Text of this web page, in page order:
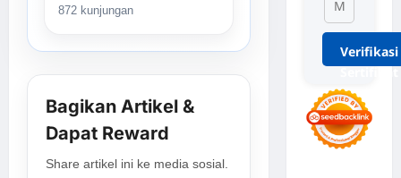
872 kunjungan
Bagikan Artikel &
Dapat Reward
Share artikel ini ke media sosial.
Verifikasi
Sertifikat